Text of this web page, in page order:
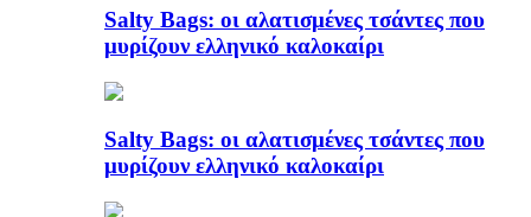
Salty Bags: οι αλατισμένες τσάντες που
μυρίζουν ελληνικό καλοκαίρι
Salty Bags: οι αλατισμένες τσάντες που
μυρίζουν ελληνικό καλοκαίρι